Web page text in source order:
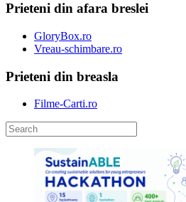
Prieteni din afara breslei
GloryBox.ro
Vreau-schimbare.ro
Prieteni din breasla
Filme-Carti.ro